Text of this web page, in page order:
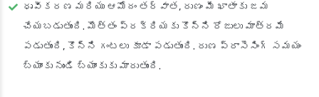
ధృవీకరణ మరియు ఆమోదం తర్వాత, రుణం మీ ఖాతాకు జమ
చేయబడుతుంది. మొత్తం ప్రక్రియకు కొన్ని రోజులు మాత్రమే
పడుతుంది, కొన్ని గంటలు కూడా పడుతుంది. రుణ ప్రాసెసింగ్ సమయం
బ్యాంకు నుండి బ్యాంకుకు మారుతుంది.